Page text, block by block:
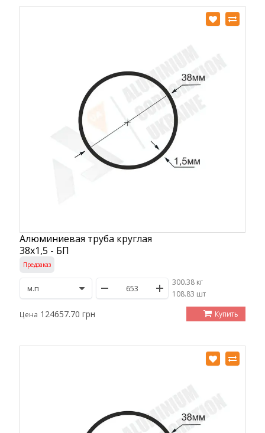
Алюминиевая труба круглая
38х1,5 - БП
Предзаказ
300.38 кг
/108.83 шт
Цена 124657.70 грн Купить